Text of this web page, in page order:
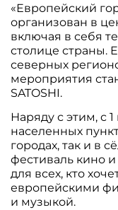
«Европейский
организован в
включая в себя
столице страны.
северных
мероприятия
SATOSHI.
Наряду с этим, с
населенных
городах, так и в
фестиваль кино
для всех, кто
европейскими
и музыкой.